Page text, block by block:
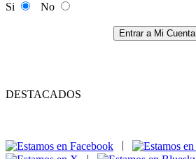
Si
No
Entrar a Mi Cuenta
DESTACADOS